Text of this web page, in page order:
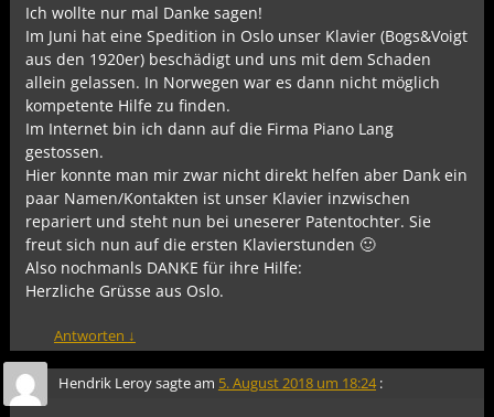
Ich wollte nur mal Danke sagen!
Im Juni hat eine Spedition in Oslo unser Klavier (Bogs&Voigt
aus den 1920er) beschädigt und uns mit dem Schaden
allein gelassen. In Norwegen war es dann nicht möglich
kompetente Hilfe zu finden.
Im Internet bin ich dann auf die Firma Piano Lang
gestossen.
Hier konnte man mir zwar nicht direkt helfen aber Dank ein
paar Namen/Kontakten ist unser Klavier inzwischen
repariert und steht nun bei uneserer Patentochter. Sie
freut sich nun auf die ersten Klavierstunden 🙂
Also nochmanls DANKE für ihre Hilfe:
Herzliche Grüsse aus Oslo.
Antworten ↓
Hendrik Leroysagte am 5. August 2018 um 18:24 :